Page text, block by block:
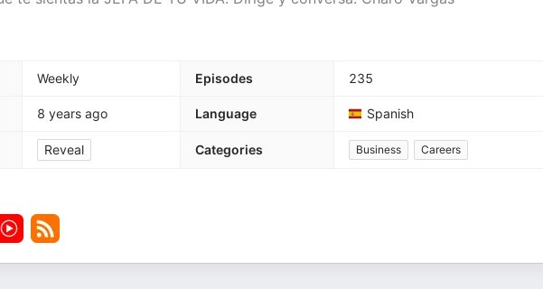
Weekly Episodes 235
8 years ago Language Spanish
Reveal Categories Business Careers